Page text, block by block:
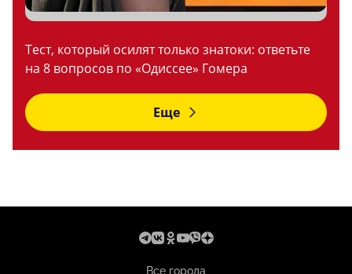
Тест, который осилят только знатоки: ответьте
на 8 вопросов по «Одиссее» Гомера
Еще
Все города